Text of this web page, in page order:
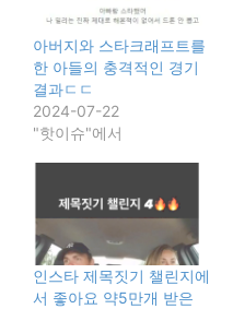
아버지와 스타크래프트를
한 아들의 충격적인 경기
결과ㄷㄷ
2024-07-22
"핫이슈"에서
인스타 제목짓기 챌린지에
서 좋아요 약5만개 받은